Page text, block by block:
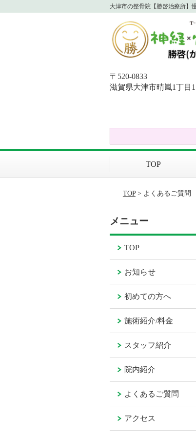
大津市の整骨院【勝啓治療所】
〒520-0833
滋賀県大津市晴嵐1丁目
TOP
TOP> よくあるご質問
メニュー
TOP
お知らせ
初めての方へ
施術紹介/料金
スタッフ紹介
院内紹介
よくあるご質問
アクセス